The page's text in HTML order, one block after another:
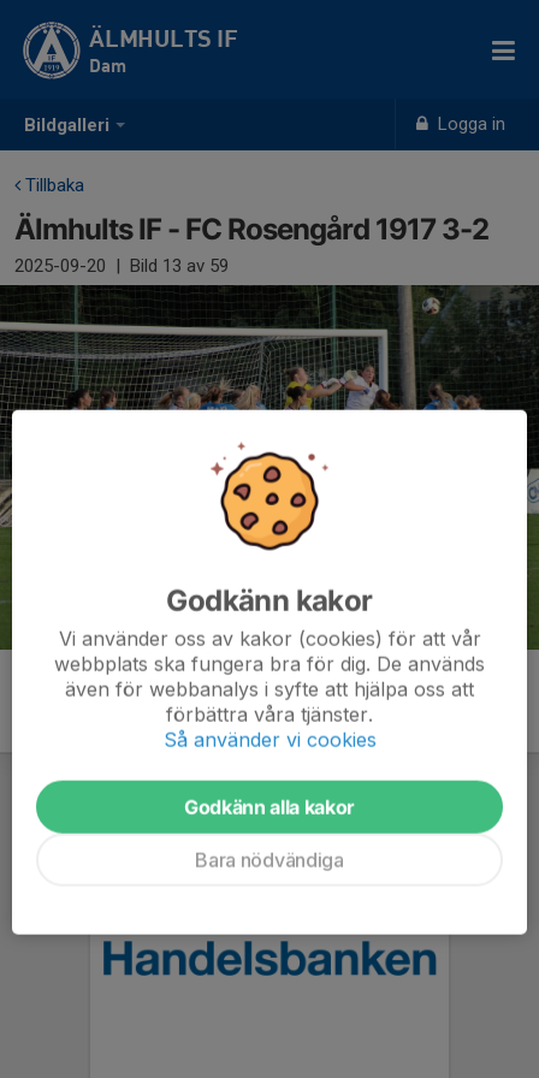
Bildgalleri Logga in
ÄLMHULTS IF
Dam
Tillbaka
Älmhults IF - FC Rosengård 1917 3-2
2025-09-20 | Bild 13 av 59
Godkänn kakor
Vi använder oss av kakor (cookies) för att vår
webbplats ska fungera bra för dig. De används
även för webbanalys i syfte att hjälpa oss att
förbättra våra tjänster.
Så använder vi cookies
Godkänn alla kakor
Bara nödvändiga